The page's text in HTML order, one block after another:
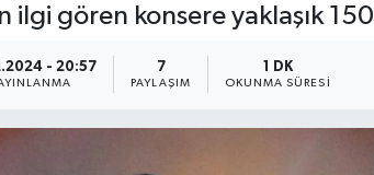
ilgi gören konsere yaklaşık
- 20:57 7
PAYLAŞIM
1 DK
OKUNMA SÜRESI